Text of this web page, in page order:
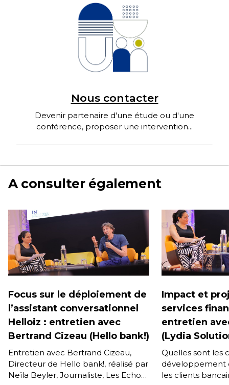
Nous contacter
Devenir partenaire d'une étude ou d'une
conférence, proposer une intervention...
A consulter également
Focus sur le déploiement de
l’assistant conversationnel
Helloiz : entretien avec
Bertrand Cizeau (Hello bank!)
Entretien avec Bertrand Cizeau,
Directeur de Hello bank!, réalisé par
Neïla Beyler, Journaliste, Les Echos,
Impact et
services
entretien
(Lydia
Quelles sont les
développement
les clients